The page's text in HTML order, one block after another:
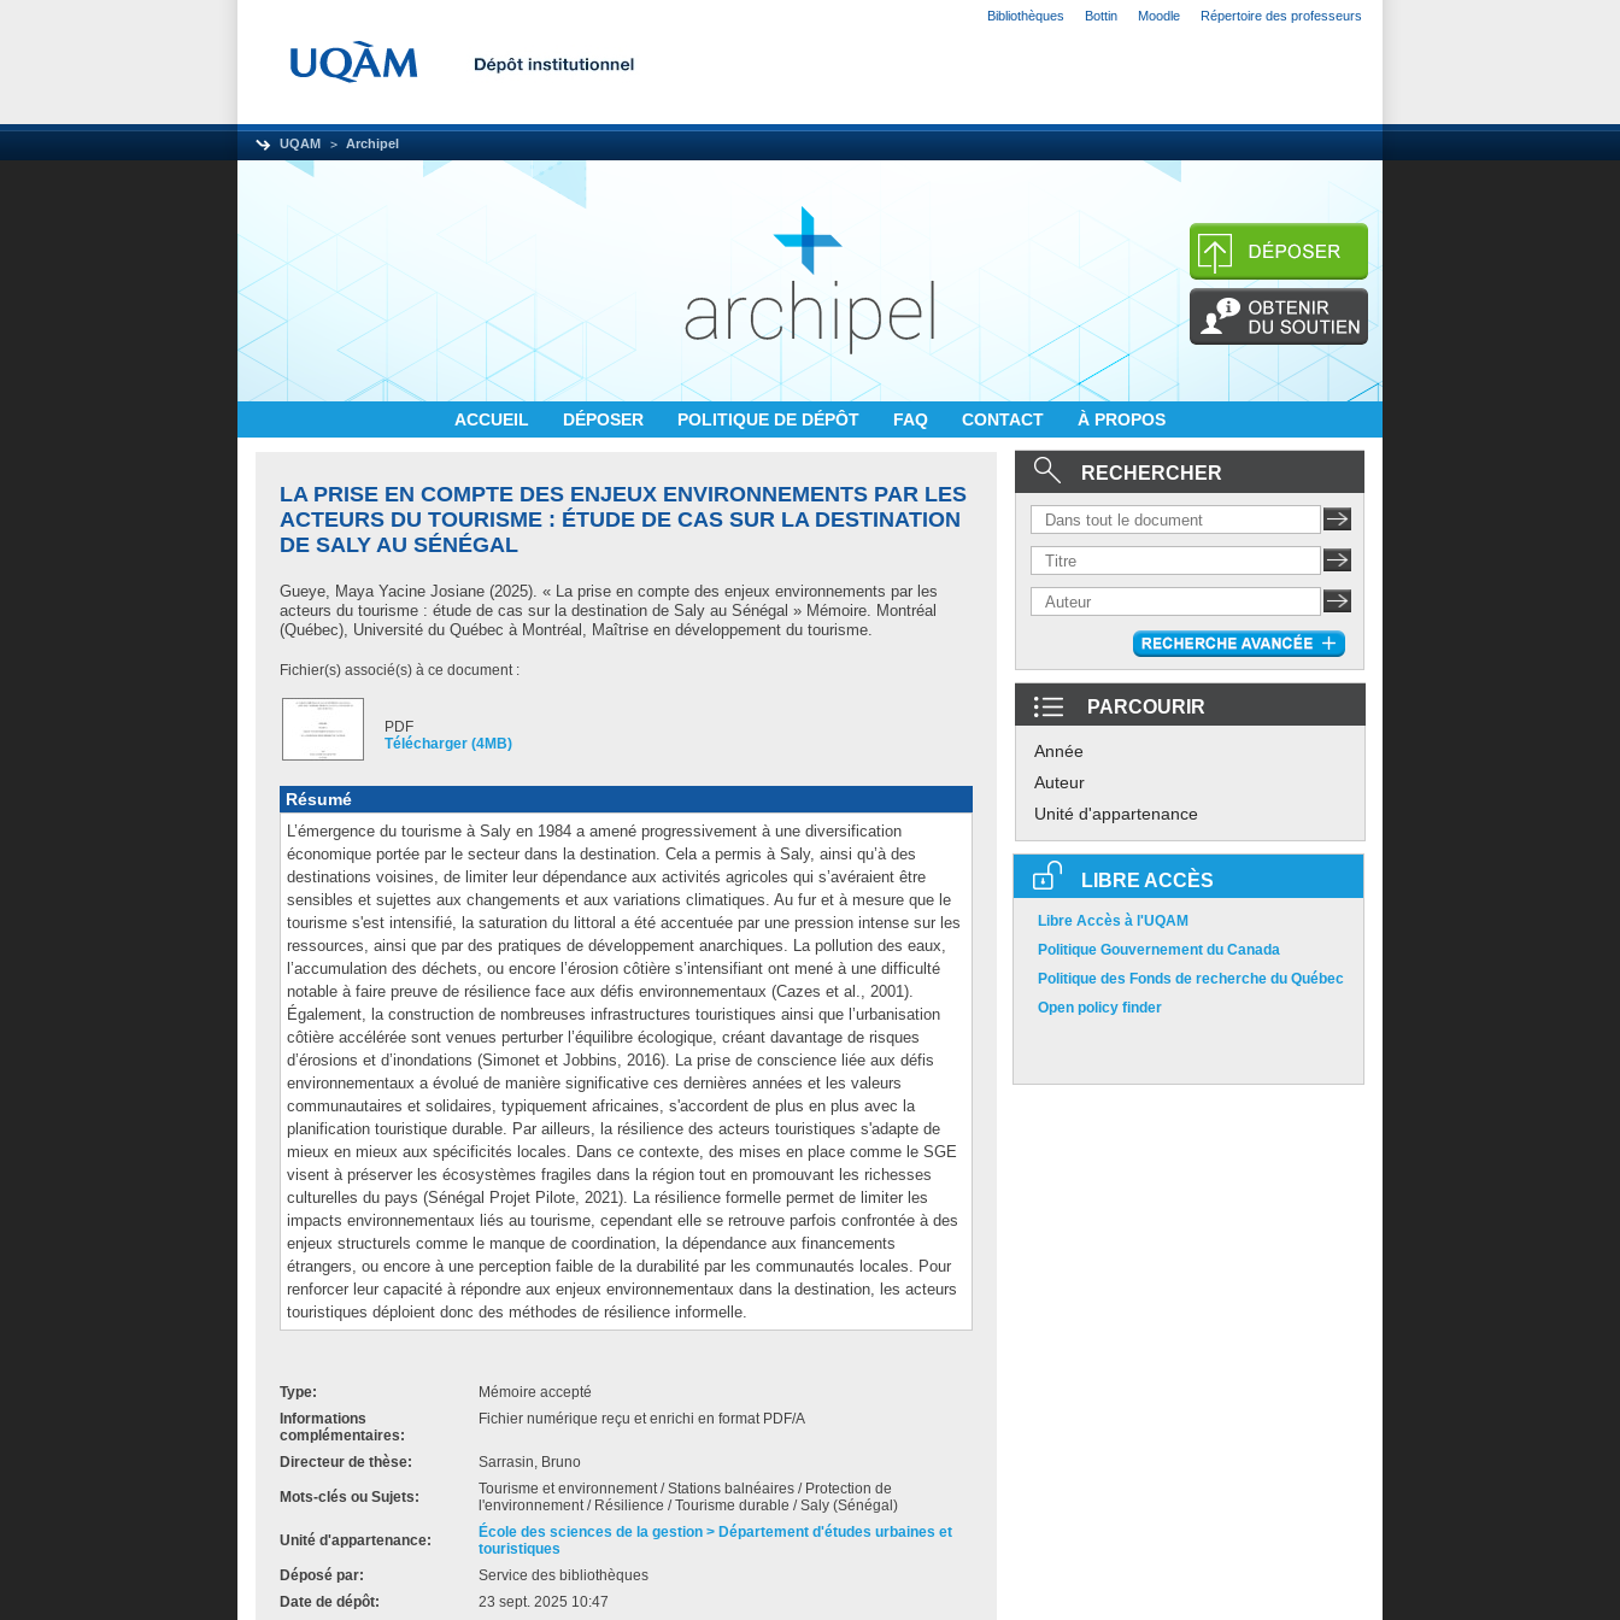
Bibliothèques Bottin Moodle Répertoire des professeurs
UQAM Archipel
ACCUEIL DÉPOSER POLITIQUE DE DÉPÔT FAQ CONTACT À PROPOS
LA PRISE EN COMPTE DES ENJEUX ENVIRONNEMENTS PAR LES
ACTEURS DU TOURISME : ÉTUDE DE CAS SUR LA DESTINATION
DE SALY AU SÉNÉGAL
Gueye, Maya Yacine Josiane (2025). « La prise en compte des enjeux environnements par les
acteurs du tourisme : étude de cas sur la destination de Saly au Sénégal » Mémoire. Montréal
(Québec), Université du Québec à Montréal, Maîtrise en développement du tourisme.
Fichier(s) associé(s) à ce document :
PDF
Télécharger (4MB)
Résumé
L’émergence du tourisme à Saly en 1984 a amené progressivement à une diversification
économique portée par le secteur dans la destination. Cela a permis à Saly, ainsi qu’à des
destinations voisines, de limiter leur dépendance aux activités agricoles qui s’avéraient être
sensibles et sujettes aux changements et aux variations climatiques. Au fur et à mesure que le
tourisme s'est intensifié, la saturation du littoral a été accentuée par une pression intense sur les
ressources, ainsi que par des pratiques de développement anarchiques. La pollution des eaux,
l’accumulation des déchets, ou encore l’érosion côtière s’intensifiant ont mené à une difficulté
notable à faire preuve de résilience face aux défis environnementaux (Cazes et al., 2001).
Également, la construction de nombreuses infrastructures touristiques ainsi que l’urbanisation
côtière accélérée sont venues perturber l’équilibre écologique, créant davantage de risques
d’érosions et d’inondations (Simonet et Jobbins, 2016). La prise de conscience liée aux défis
environnementaux a évolué de manière significative ces dernières années et les valeurs
communautaires et solidaires, typiquement africaines, s'accordent de plus en plus avec la
planification touristique durable. Par ailleurs, la résilience des acteurs touristiques s'adapte de
mieux en mieux aux spécificités locales. Dans ce contexte, des mises en place comme le SGE
visent à préserver les écosystèmes fragiles dans la région tout en promouvant les richesses
culturelles du pays (Sénégal Projet Pilote, 2021). La résilience formelle permet de limiter les
impacts environnementaux liés au tourisme, cependant elle se retrouve parfois confrontée à des
enjeux structurels comme le manque de coordination, la dépendance aux financements
étrangers, ou encore à une perception faible de la durabilité par les communautés locales. Pour
renforcer leur capacité à répondre aux enjeux environnementaux dans la destination, les acteurs
touristiques déploient donc des méthodes de résilience informelle.
Type:
Mémoire accepté
Informations
complémentaires:
Fichier numérique reçu et enrichi en format PDF/A
Directeur de thèse: Sarrasin, Bruno
Mots-clés ou Sujets:
Tourisme et environnement / Stations balnéaires / Protection de
l'environnement / Résilience / Tourisme durable / Saly (Sénégal)
Unité d'appartenance:
École des sciences de la gestion > Département d'études urbaines et
touristiques
Déposé par:
Service des bibliothèques
Date de dépôt:
23 sept. 2025 10:47
RECHERCHER
PARCOURIR
Année
Auteur
Unité d'appartenance
LIBRE ACCÈS
Libre Accès à l'UQAM
Politique Gouvernement du Canada
Politique des Fonds de recherche du Québec
Open policy finder